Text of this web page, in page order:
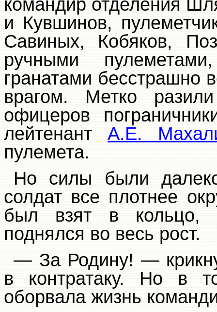
и Кувшинов,
Савиных, Кобяков,
ручными
гранатами бесстрашно
врагом. Метко
офицеров
лейтенант А.Е.
пулемета.
Но силы были
солдат все плотнее
был взят в
поднялся во весь рост.
— За Родину! —
в контратаку. Но в
оборвала жизнь